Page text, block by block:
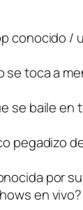
conocido /
se toca a
se baile en
pegadizo
por
en vivo?